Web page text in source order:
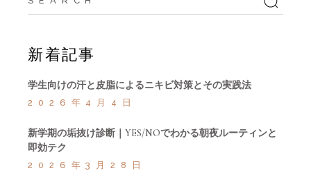
for:
新着記事
学生向けの汗と皮脂によるニキビ対策とその実践法
2026年4月4日
新学期の垢抜け診断｜YES/NOでわかる朝夜ルーティンと
即効テク
2026年3月28日